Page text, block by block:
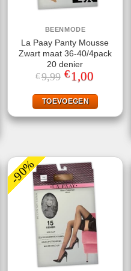
BEENMODE
La Paay Panty Mousse
Zwart maat 36-40/4pack
20 denier
€9,99 Oorspronkelijke
prijs
€9,99.
€ 1,00
€1,00.
TOEVOEGEN
-90%